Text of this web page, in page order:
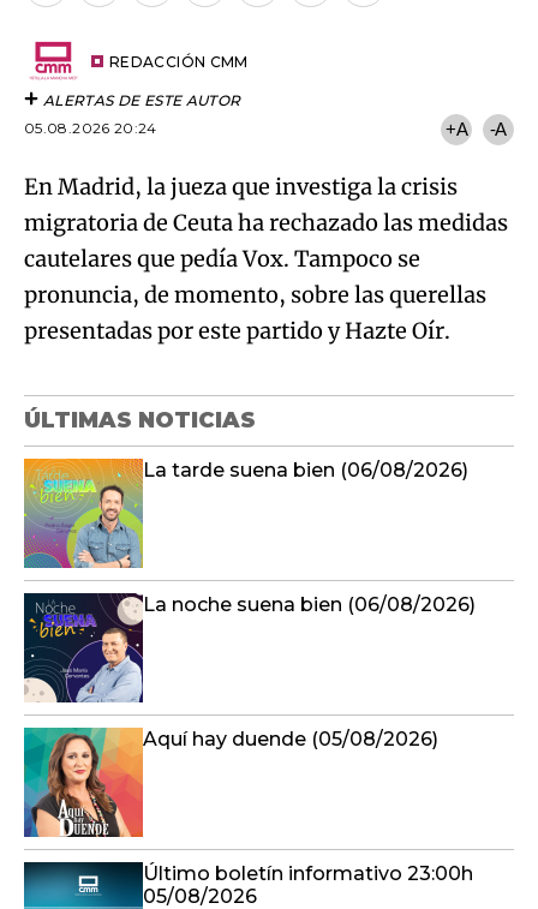
REDACCIÓN CMM
ALERTAS DE ESTE AUTOR
05.08.2026 20:24
+A -A
En Madrid, la jueza que investiga la crisis
migratoria de Ceuta ha rechazado las medidas
cautelares que pedía Vox. Tampoco se
pronuncia, de momento, sobre las querellas
presentadas por este partido y Hazte Oír.
ÚLTIMAS NOTICIAS
La tarde suena bien (06/08/2026)
La noche suena bien (06/08/2026)
Aquí hay duende (05/08/2026)
Último boletín informativo 23:00h
05/08/2026